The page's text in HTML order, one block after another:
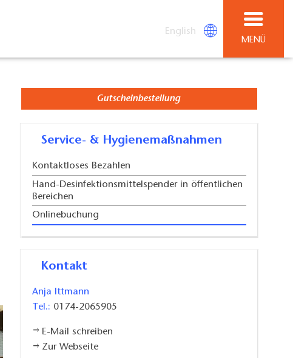
English
MENÜ
Gutscheinbestellung
Service- & Hygienemaßnahmen
Kontaktloses Bezahlen
Hand-Desinfektionsmittelspender in öffentlichen
Bereichen
Onlinebuchung
Kontakt
Anja Ittmann
Tel.: 0174-2065905
E-Mail schreiben
Zur Webseite